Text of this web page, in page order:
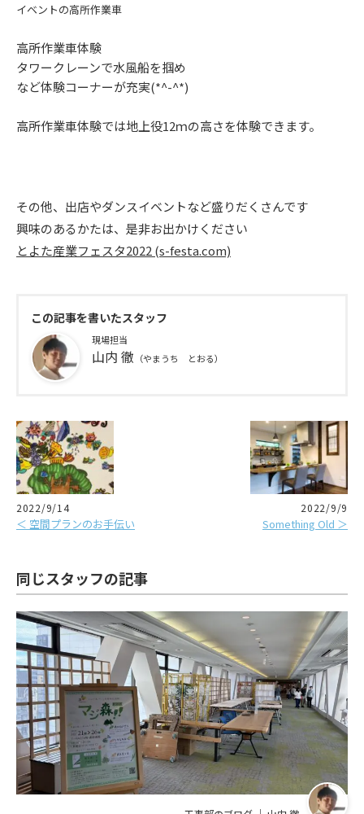
イベントの高所作業車
高所作業車体験
タワークレーンで水風船を掴め
など体験コーナーが充実(*^-^*)
高所作業車体験では地上役12ｍの高さを体験できます。
その他、出店やダンスイベントなど盛りだくさんです
興味のあるかたは、是非お出かけください
とよた産業フェスタ2022 (s-festa.com)
この記事を書いたスタッフ
現場担当
山内 徹 （やまうち とおる）
2022/9/14
＜ 空間プランのお手伝い
2022/9/9
Something Old ＞
同じスタッフの記事